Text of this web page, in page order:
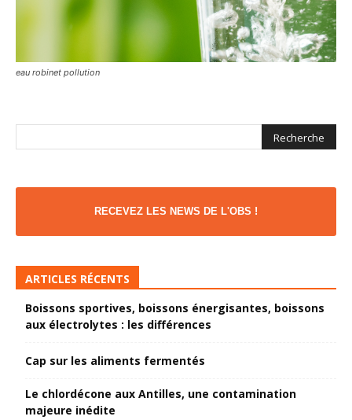
eau robinet pollution
RECEVEZ LES NEWS DE L'OBS !
ARTICLES RÉCENTS
Boissons sportives, boissons énergisantes, boissons
aux électrolytes : les différences
Cap sur les aliments fermentés
Le chlordécone aux Antilles, une contamination
majeure inédite